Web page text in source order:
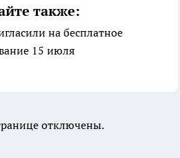
также:
на бесплатное
15 июля
отключены.